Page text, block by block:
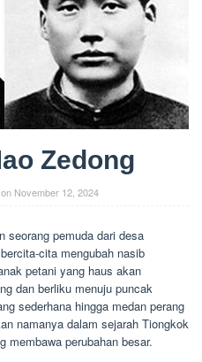
Zedong
November 12, 2024
seorang pemuda dari desa
cita mengubah nasib
petani yang haus akan
dan berliku menuju puncak
sederhana hingga medan perang
namanya dalam sejarah Tiongkok
membawa perubahan besar.